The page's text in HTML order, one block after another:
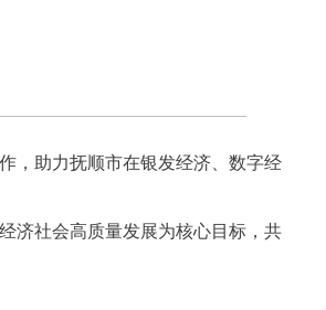
，助力抚顺市在银发经济、数字经
济社会高质量发展为核心目标，共